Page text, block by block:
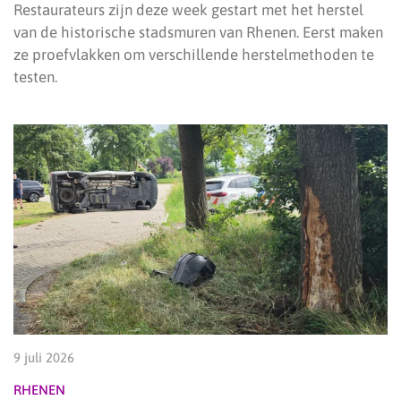
Restaurateurs zijn deze week gestart met het herstel
van de historische stadsmuren van Rhenen. Eerst maken
ze proefvlakken om verschillende herstelmethoden te
testen.
9 juli 2026
RHENEN